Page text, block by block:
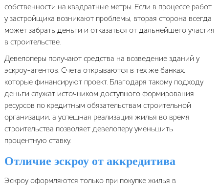
собственности на квадратные метры. Если в процессе работ
у застройщика возникают проблемы, вторая сторона всегда
может забрать деньги и отказаться от дальнейшего участия
в строительстве.
Девелоперы получают средства на возведение зданий у
эскроу-агентов. Счета открываются в тех же банках,
которые финансируют проект. Благодаря такому подходу
деньги служат источником доступного формирования
ресурсов по кредитным обязательствам строительной
организации, а успешная реализация жилья во время
строительства позволяет девелоперу уменьшить
процентную ставку.
Отличие эскроу от аккредитива
Эскроу оформляются только при покупке жилья в